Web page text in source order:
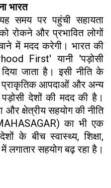
भारत
समय पर पहुंची सहायता
रोकने और प्रभावित लोगों
में मदद करेगी। भारत की
First' यानी 'पड़ोसी
जाता है। इसी नीति के
प्राकृतिक आपदाओं और अन्य
देशों की मदद की है।
और क्षेत्रीय सहयोग की नीति
का भी एक
के बीच स्वास्थ्य, शिक्षा,
में लगातार सहयोग बढ़ रहा है।